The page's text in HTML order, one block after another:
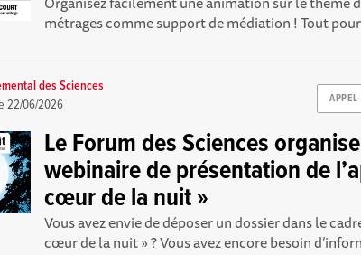
métrages comme support de médiation ! Tout
des Sciences
22/06/2026
Le Forum des Sciences
webinaire de présentation de
cœur de la nuit »
Vous avez envie de déposer un dossier dans le
cœur de la nuit » ? Vous avez encore besoin